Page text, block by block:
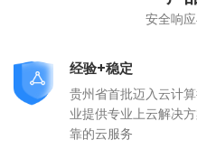
安全响
经验+稳定
贵州省首批迈入云计
业提供专业上云解决
靠的云服务